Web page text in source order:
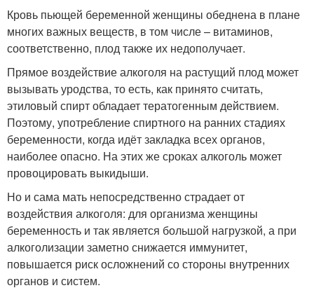
Кровь пьющей беременной женщины обеднена в плане
многих важных веществ, в том числе – витаминов,
соответственно, плод также их недополучает.
Прямое воздействие алкоголя на растущий плод может
вызывать уродства, то есть, как принято считать,
этиловый спирт обладает тератогенным действием.
Поэтому, употребление спиртного на ранних стадиях
беременности, когда идёт закладка всех органов,
наиболее опасно. На этих же сроках алкоголь может
провоцировать выкидыши.
Но и сама мать непосредственно страдает от
воздействия алкоголя: для организма женщины
беременность и так является большой нагрузкой, а при
алкоголизации заметно снижается иммунитет,
повышается риск осложнений со стороны внутренних
органов и систем.